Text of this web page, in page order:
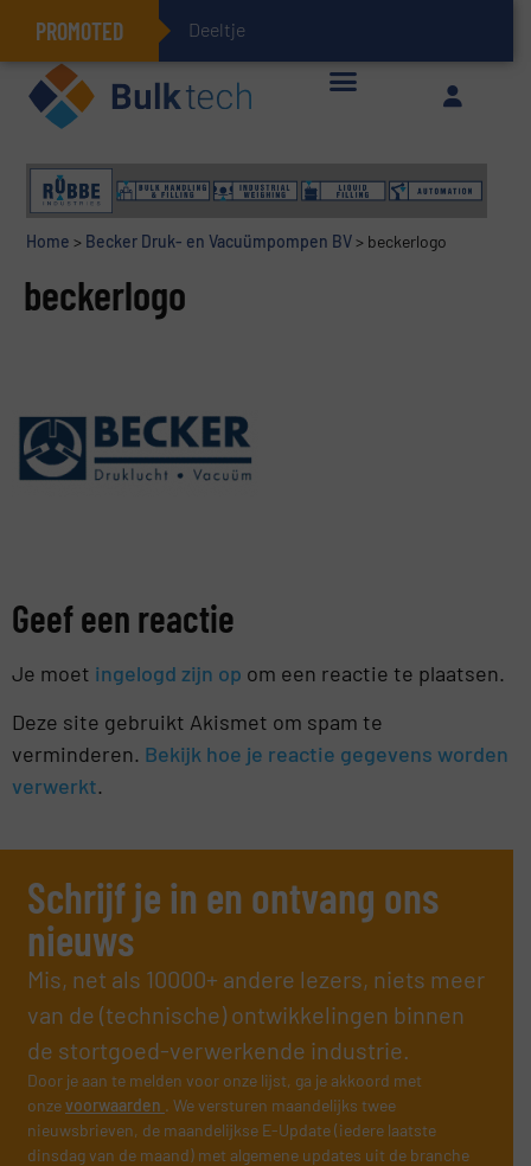
PROMOTED Deeltjesmechanic
Home > Becker Druk- en Vacuümpompen BV> beckerlogo
beckerlogo
Geef een reactie
Je moet ingelogd zijn op om een reactie te plaatsen.
Deze site gebruikt Akismet om spam te
verminderen. Bekijk hoe je reactie gegevens worden
verwerkt.
Schrijf je in en ontvang ons
nieuws
Mis, net als 10000+ andere lezers, niets meer
van de (technische) ontwikkelingen binnen
de stortgoed-verwerkende industrie.
Door je aan te melden voor onze lijst, ga je akkoord met
onzevoorwaarden . We versturen maandelijks twee
nieuwsbrieven, de maandelijkse E-Update (iedere laatste
dinsdag van de maand) met algemene updates uit de branche